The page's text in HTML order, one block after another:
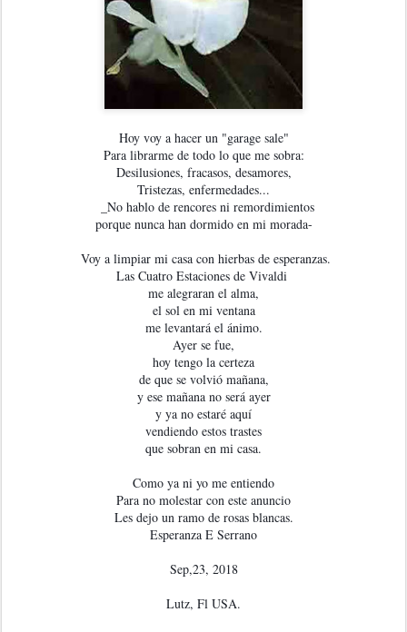
Hoy voy a hacer un "garage sale"
Para librarme de todo lo que me sobra:
Desilusiones, fracasos, desamores,
Tristezas, enfermedades...
porque nunca han dormido en mi morada-
Las Cuatro Estaciones de Vivaldi
me alegraran el alma,
el sol en mi ventana
me levantará el ánimo.
Ayer se fue,
hoy tengo la certeza
de que se volvió mañana,
y ese mañana no será ayer
y ya no estaré aquí
vendiendo estos trastes
que sobran en mi casa.
Como ya ni yo me entiendo
Para no molestar con este anuncio
Les dejo un ramo de rosas blancas.
Esperanza E Serrano
Sep,23, 2018
Lutz, Fl USA.